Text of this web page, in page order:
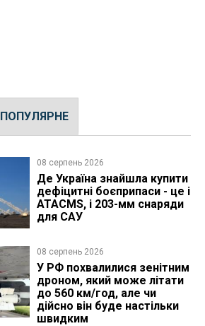
ПОПУЛЯРНЕ
08 серпень 2026
Де Україна знайшла купити
дефіцитні боєприпаси - це і
ATACMS, і 203-мм снаряди
для САУ
08 серпень 2026
У РФ похвалилися зенітним
дроном, який може літати
до 560 км/год, але чи
дійсно він буде настільки
швидким